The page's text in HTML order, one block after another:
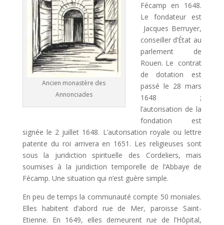
Ancien monastère des
Annonciades
Fécamp en 1648.
Le fondateur est
Jacques Berruyer,
conseiller d’État au
parlement de
Rouen. Le contrat
de dotation est
passé le 28 mars
1648 ;
l’autorisation de la
fondation est
signée le 2 juillet 1648. L’autorisation royale ou lettre
patente du roi arrivera en 1651. Les religieuses sont
sous la juridiction spirituelle des Cordeliers, mais
soumises à la juridiction temporelle de l’Abbaye de
Fécamp. Une situation qui n’est guère simple.
En peu de temps la communauté compte 50 moniales.
Elles habitent d’abord rue de Mer, paroisse Saint-
Etienne. En 1649, elles demeurent rue de l’Hôpital,